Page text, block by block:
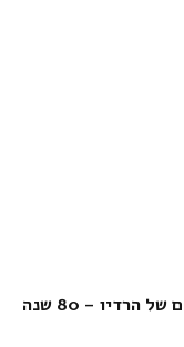
קול ישראל מירושלים / הרגעים הגדולים של הרדיו – 80 שנה